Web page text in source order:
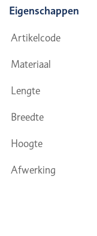
Eigenschappen
Artikelcode
Materiaal
Lengte
Breedte
Hoogte
Afwerking